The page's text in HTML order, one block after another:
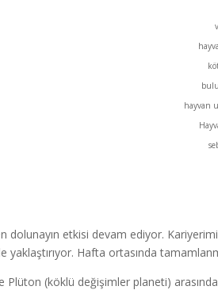
hayvan
dolunayın etkisi devam ediyor.
Hafta ortasında
(köklü değişimler planeti)